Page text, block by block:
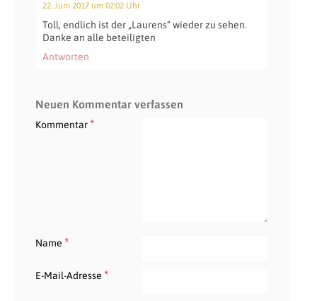
22. Juni 2017 um 02:02 Uhr
Toll, endlich ist der „Laurens“ wieder zu sehen.
Danke an alle beteiligten
Antworten
Neuen Kommentar verfassen
Kommentar*
Name *
E-Mail-Adresse *